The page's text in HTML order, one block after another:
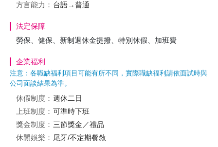
方言能力： 台語→普通
法定保障
勞保、健保、新制退休金提撥、特別休假、加班費
企業福利
注意：各職缺福利項目可能有所不同，實際職缺福利請依面試時與
公司面談結果為準。
休假制度： 週休二日
上班制度： 可準時下班
獎金制度： 三節獎金／禮品
休閒娛樂： 尾牙/不定期餐敘